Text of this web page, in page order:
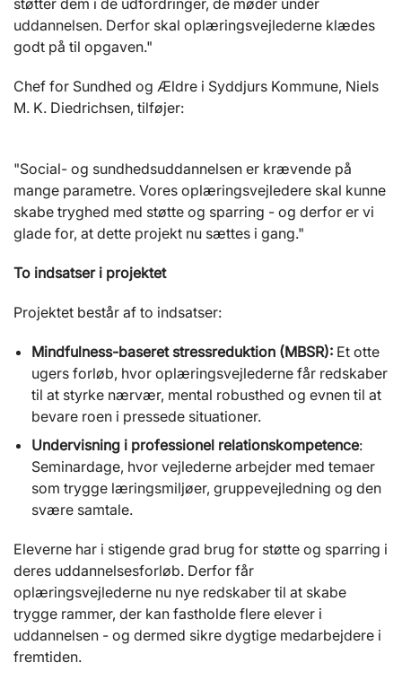
støtter dem i de udfordringer, de møder under
uddannelsen. Derfor skal oplæringsvejlederne klædes
godt på til opgaven."
Chef for Sundhed og Ældre i Syddjurs Kommune, Niels
M. K. Diedrichsen, tilføjer:
"Social- og sundhedsuddannelsen er krævende på
mange parametre. Vores oplæringsvejledere skal kunne
skabe tryghed med støtte og sparring - og derfor er vi
glade for, at dette projekt nu sættes i gang."
To indsatser i projektet
Projektet består af to indsatser:
Mindfulness-baseret stressreduktion (MBSR): Et otte
ugers forløb, hvor oplæringsvejlederne får redskaber
til at styrke nærvær, mental robusthed og evnen til at
bevare roen i pressede situationer.
Undervisning i professionel relationskompetence:
Seminardage, hvor vejlederne arbejder med temaer
som trygge læringsmiljøer, gruppevejledning og den
svære samtale.
Eleverne har i stigende grad brug for støtte og sparring i
deres uddannelsesforløb. Derfor får
oplæringsvejlederne nu nye redskaber til at skabe
trygge rammer, der kan fastholde flere elever i
uddannelsen - og dermed sikre dygtige medarbejdere i
fremtiden.